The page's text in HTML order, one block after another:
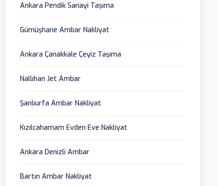
Ankara Pendik Sanayi Taşıma
Gümüşhane Ambar Nakliyat
Ankara Çanakkale Çeyiz Taşıma
Nallıhan Jet Ambar
Şanlıurfa Ambar Nakliyat
Kızılcahamam Evden Eve Nakliyat
Ankara Denizli Ambar
Bartın Ambar Nakliyat